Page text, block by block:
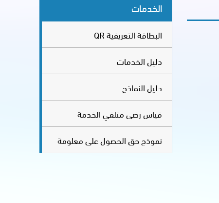
الخدمات
البطاقة التعريفية QR
دليل الخدمات
دليل النماذج
قياس رضى متلقي الخدمة
نموذج حق الحصول على معلومة